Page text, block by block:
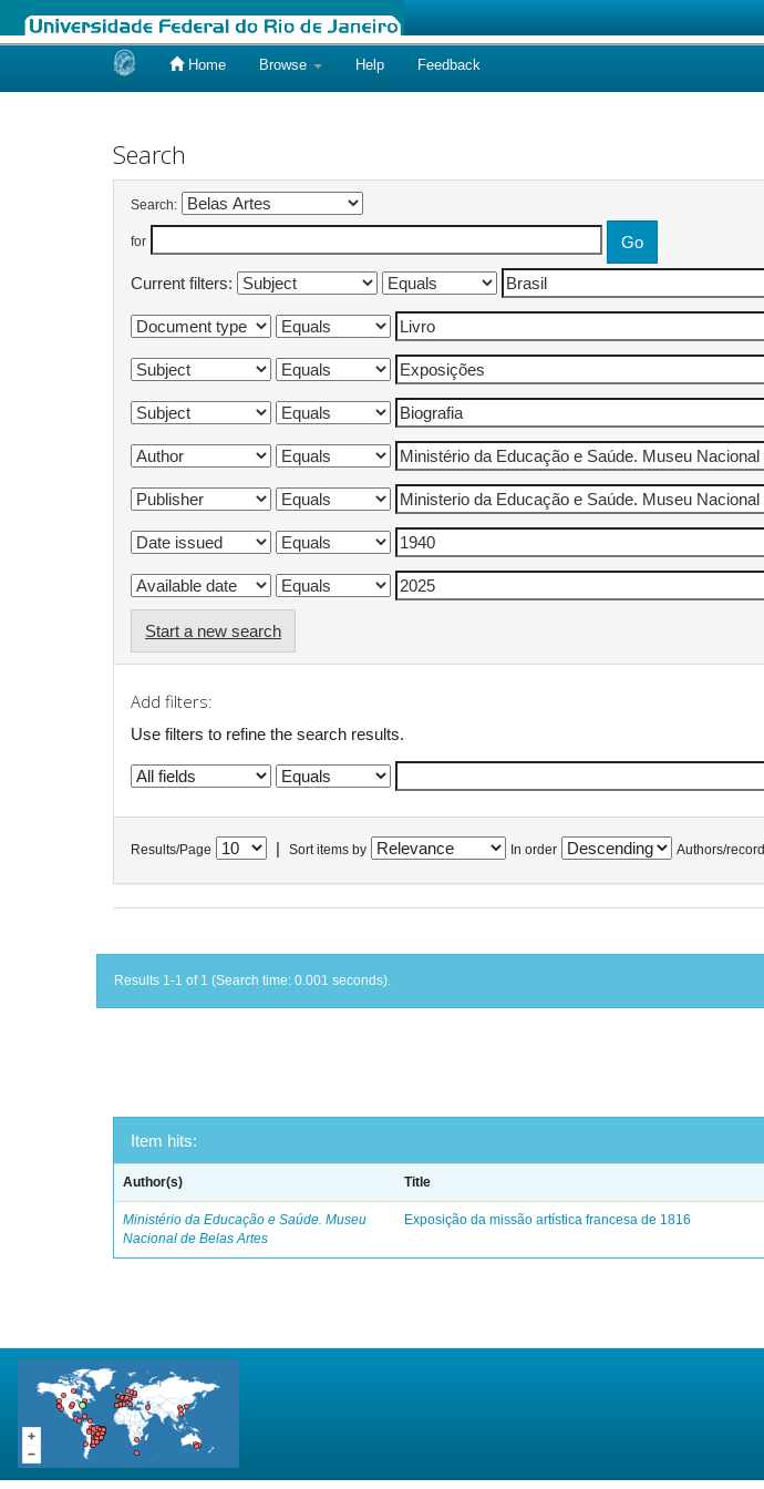
Home Browse Help Feedback
Search
Search:
for
Current filters:
Start a new search
Add filters:
Use filters to refine the search results.
Results/Page Sort items by In order Authors/record
Results 1-1 of 1 (Search time: 0.001 seconds).
Item hits:
Author(s) Title
Ministério da Educação e Saúde. Museu
Nacional de Belas Artes
Exposição da missão artística francesa de 1816